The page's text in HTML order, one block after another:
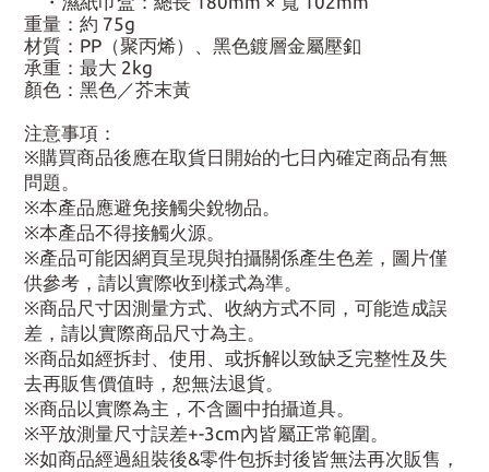
重量：約 75g
材質：PP（聚丙烯）、黑色鍍層金屬壓釦
承重：最大 2kg
顏色：黑色／芥末黃
注意事項：
※購買商品後應在取貨日開始的七日內確定商品有無
問題。
※本產品應避免接觸尖銳物品。
※本產品不得接觸火源。
※產品可能因網頁呈現與拍攝關係產生色差，圖片僅
供參考，請以實際收到樣式為準。
※商品尺寸因測量方式、收納方式不同，可能造成誤
差，請以實際商品尺寸為主。
※商品如經拆封、使用、或拆解以致缺乏完整性及失
去再販售價值時，恕無法退貨。
※商品以實際為主，不含圖中拍攝道具。
※平放測量尺寸誤差+-3cm內皆屬正常範圍。
※如商品經過組裝後&零件包拆封後皆無法再次販售，